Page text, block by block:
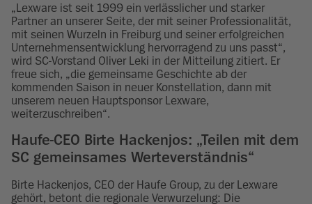
„Lexware ist seit 1999 ein verlässlicher und starker
Partner an unserer Seite, der mit seiner Professionalität,
mit seinen Wurzeln in Freiburg und seiner erfolgreichen
Unternehmensentwicklung hervorragend zu uns passt“,
wird SC-Vorstand Oliver Leki in der Mitteilung zitiert. Er
freue sich, „die gemeinsame Geschichte ab der
kommenden Saison in neuer Konstellation, dann mit
unserem neuen Hauptsponsor Lexware,
weiterzuschreiben“.
Haufe-CEO Birte Hackenjos: „Teilen mit dem
SC gemeinsames Werteverständnis“
Birte Hackenjos, CEO der Haufe Group, zu der Lexware
gehört, betont die regionale Verwurzelung: Die